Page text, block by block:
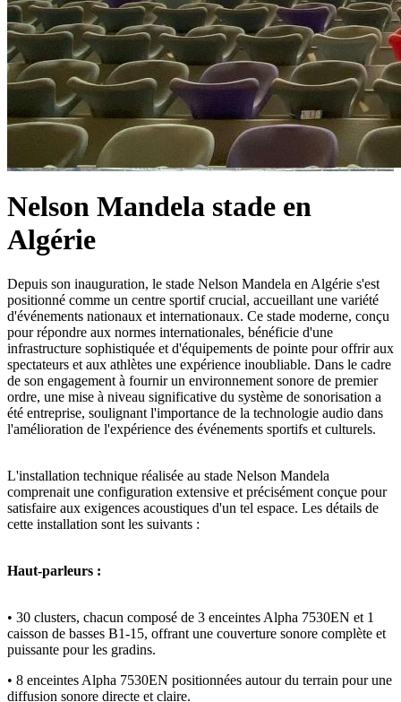
Nelson Mandela stade en
Algérie
Depuis son inauguration, le stade Nelson Mandela en Algérie s'est
positionné comme un centre sportif crucial, accueillant une variété
d'événements nationaux et internationaux. Ce stade moderne, conçu
pour répondre aux normes internationales, bénéficie d'une
infrastructure sophistiquée et d'équipements de pointe pour offrir aux
spectateurs et aux athlètes une expérience inoubliable. Dans le cadre
de son engagement à fournir un environnement sonore de premier
ordre, une mise à niveau significative du système de sonorisation a
été entreprise, soulignant l'importance de la technologie audio dans
l'amélioration de l'expérience des événements sportifs et culturels.
L'installation technique réalisée au stade Nelson Mandela
comprenait une configuration extensive et précisément conçue pour
satisfaire aux exigences acoustiques d'un tel espace. Les détails de
cette installation sont les suivants :
Haut-parleurs :
• 30 clusters, chacun composé de 3 enceintes Alpha 7530EN et 1
caisson de basses B1-15, offrant une couverture sonore complète et
puissante pour les gradins.
• 8 enceintes Alpha 7530EN positionnées autour du terrain pour une
diffusion sonore directe et claire.